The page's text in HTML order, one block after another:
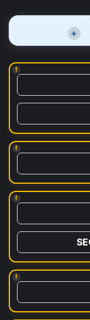
+
!
!
!
!